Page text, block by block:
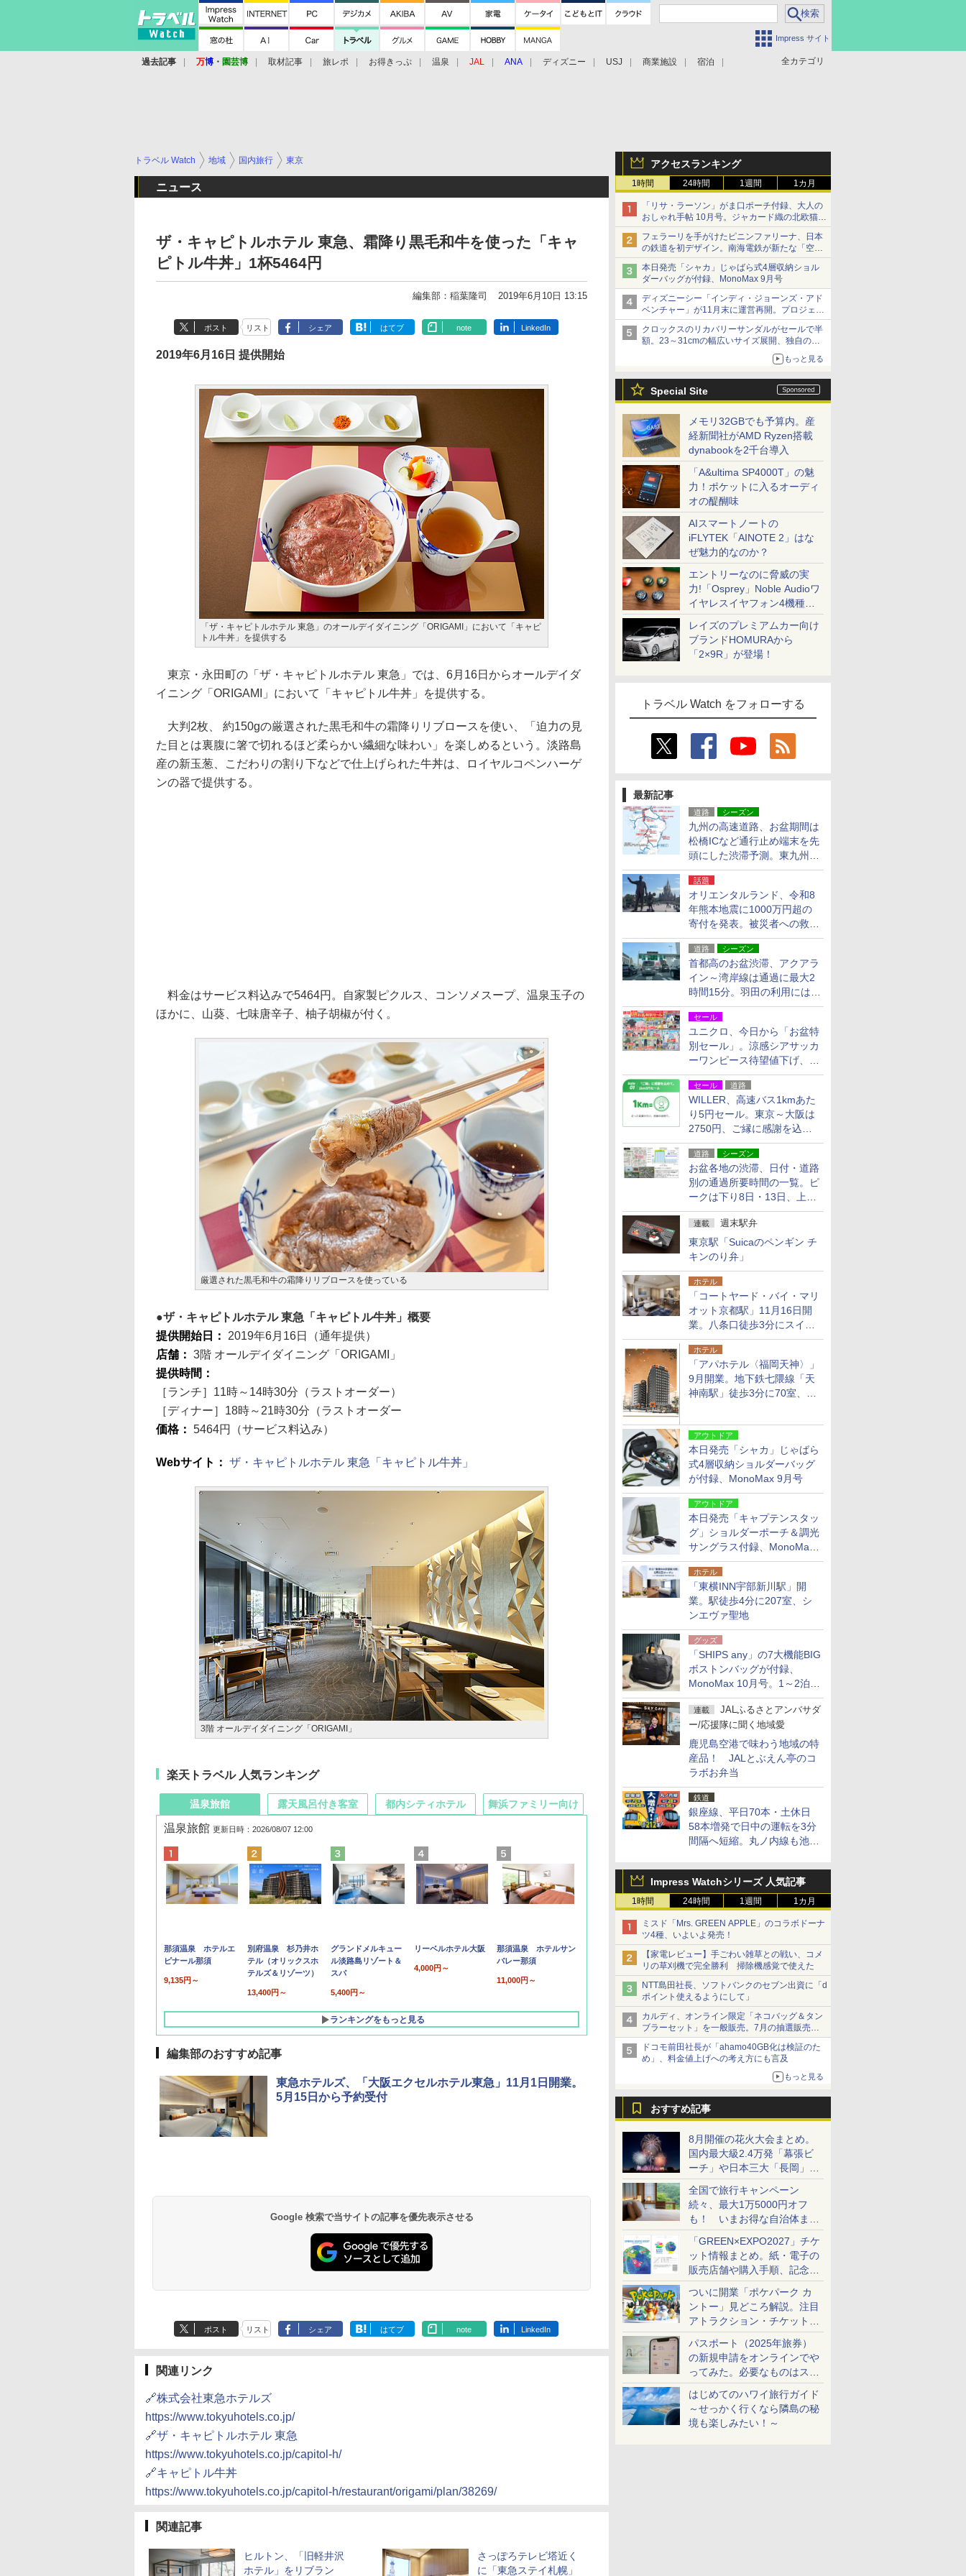
Impress サイト
全カテゴリ
過去記事 万博 ・ 園芸博 取材記事 旅レポ お得きっぷ 温泉 JAL ANA ディズニー USJ 商業施設 宿泊
アクセスランキング
1時間 24時間 1週間 1カ月
「リサ・ラーソン」がま口ポーチ付録、大人の
おしゃれ手帖 10月号。ジャカード織の北欧猫デ
ザイン
フェラーリを手がけたピニンファリーナ、日本
の鉄道を初デザイン。南海電鉄が新たな「空港
特急」をなにわ筋線へ導入
本日発売「シャカ」じゃばら式4層収納ショル
ダーバッグが付録、MonoMax 9月号
ディズニーシー「インディ・ジョーンズ・アド
ベンチャー」が11月末に運営再開。プロジェク
ションマッピングを追加、DPAは1500円
クロックスのリカバリーサンダルがセールで半
額。23～31cmの幅広いサイズ展開、独自のク
もっと見る
Special Site
メモリ32GBでも予算内。産
経新聞社がAMD Ryzen搭載
dynabookを2千台導入
「A&ultima SP4000T」の魅
力！ポケットに入るオーディ
オの醍醐味
AIスマートノートの
iFLYTEK「AINOTE 2」はな
ぜ魅力的なのか？
エントリーなのに脅威の実
力!「Osprey」Noble Audioワ
イヤレスイヤフォン4機種を
一気に聴く
レイズのプレミアムカー向け
ブランドHOMURAから
「2×9R」が登場！
トラベル Watch をフォローする
最新記事
道路 シーズン
九州の高速道路、お盆期間は
松橋ICなど通行止め端末を先
頭にした渋滞予測。東九州道
への迂回は料金調整を実施
話題
オリエンタルランド、令和8
年熊本地震に1000万円超の
寄付を発表。被災者への救援
活動・復旧支援
道路 シーズン
首都高のお盆渋滞、アクアラ
イン～湾岸線は通過に最大2
時間15分。羽田の利用には
「空港西出口」の利用検討を
セール
ユニクロ、今日から「お盆特
別セール」。涼感シアサッカ
ーワンピース待望値下げ、撥
水ギアショーツは1990円に
セール 道路
WILLER、高速バス1kmあた
り5円セール。東京～大阪は
2750円、ご縁に感謝を込め
た20周年記念キャンペーン
道路 シーズン
お盆各地の渋滞、日付・道路
別の通過所要時間の一覧。ピ
ークは下り8日・13日、上り
14日・15日
連載 週末駅弁
東京駅「Suicaのペンギン チ
キンのり弁」
ホテル
「コートヤード・バイ・マリ
オット京都駅」11月16日開
業。八条口徒歩3分にスイー
ト含む全270室、ダイニング
も併設
ホテル
「アパホテル〈福岡天神〉」
9月開業。地下鉄七隈線「天
神南駅」徒歩3分に70室、エ
アウトドア
本日発売「シャカ」じゃばら
式4層収納ショルダーバッグ
が付録、MonoMax 9月号
アウトドア
本日発売「キャプテンスタッ
グ」ショルダーポーチ＆調光
サングラス付録、MonoMax
9月号増刊
ホテル
「東横INN宇部新川駅」開
業。駅徒歩4分に207室、シ
ンエヴァ聖地
グッズ
「SHIPS any」の7大機能BIG
ボストンバッグが付録、
MonoMax 10月号。1～2泊の
荷物、キャリーオンも可能
連載
JALふるさとアンバサダ
ー/応援隊に聞く地域愛
鹿児島空港で味わう地域の特
産品！ JALとぶえん亭のコ
ラボお弁当
鉄道
銀座線、平日70本・土休日
58本増発で日中の運転を3分
間隔へ短縮。丸ノ内線も池袋
Impress Watchシリーズ 人気記事
1時間 24時間 1週間 1カ月
ミスド「Mrs. GREEN APPLE」のコラボドーナ
ツ4種、いよいよ発売！
【家電レビュー】手ごわい雑草との戦い、コメ
リの草刈機で完全勝利 掃除機感覚で使えた
NTT島田社長、ソフトバンクのセブン出資に「d
ポイント使えるようにして」
カルディ、オンライン限定「ネコバッグ＆タン
ブラーセット」を一般販売。7月の抽選販売の
当選無効分
ドコモ前田社長が「ahamo40GB化は検証のた
め」、料金値上げへの考え方にも言及
もっと見る
おすすめ記事
8月開催の花火大会まとめ。
国内最大級2.4万発「幕張ビ
ーチ」や日本三大「長岡」な
ど大型イベント目白押し！
全国で旅行キャンペーン
続々、最大1万5000円オフ
も！ いまお得な自治体まと
め
「GREEN×EXPO2027」チケ
ット情報まとめ。紙・電子の
販売店舗や購入手順、記念チ
ケットも解説
ついに開業「ポケパーク カ
ントー」見どころ解説。注目
アトラクション・チケット手
配・来場前に必要な準備は？
パスポート（2025年旅券）
の新規申請をオンラインでや
ってみた。必要なものはスマ
ホとマイナカードのみ
はじめてのハワイ旅行ガイド
～せっかく行くなら隣島の秘
境も楽しみたい！～
トラベル Watch 地域 国内旅行 東京
ニュース
ザ・キャピトルホテル 東急、霜降り黒毛和牛を使った「キャ
ピトル牛丼」1杯5464円
編集部：稲葉隆司 2019年6月10日 13:15
ポスト リスト シェア はてブ note LinkedIn
2019年6月16日 提供開始
「ザ・キャピトルホテル 東急」のオールデイダイニング「ORIGAMI」において「キャピ
トル牛丼」を提供する
東京・永田町の「ザ・キャピトルホテル 東急」では、6月16日からオールデイダ
イニング「ORIGAMI」において「キャピトル牛丼」を提供する。
大判2枚、 約150gの厳選された黒毛和牛の霜降りリブロースを使い、「迫力の見
た目とは裏腹に箸で切れるほど柔らかい繊細な味わい」を楽しめるという。淡路島
産の新玉葱、こだわりの割り下などで仕上げられた牛丼は、ロイヤルコペンハーゲ
ンの器で提供する。
料金はサービス料込みで5464円。自家製ピクルス、コンソメスープ、温泉玉子の
ほかに、山葵、七味唐辛子、柚子胡椒が付く。
厳選された黒毛和牛の霜降りリブロースを使っている
ザ・キャピトルホテル 東急「キャピトル牛丼」概要
提供開始日： 2019年6月16日（通年提供）
店舗： 3階 オールデイダイニング「ORIGAMI」
提供時間：
［ランチ］11時～14時30分（ラストオーダー）
［ディナー］18時～21時30分（ラストオーダー
価格： 5464円（サービス料込み）
Webサイト： ザ・キャピトルホテル 東急「キャピトル牛丼」
3階 オールデイダイニング「ORIGAMI」
楽天トラベル 人気ランキング
温泉旅館
温泉旅館 更新日時：2026/08/07 12:00
那須温泉 ホテルエ
ピナール那須
9,135円～
別府温泉 杉乃井ホ
テル（オリックスホ
テルズ＆リゾーツ）
13,400円～
グランドメルキュー
ル淡路島リゾート＆
スパ
5,400円～
リーベルホテル大阪
4,000円～
那須温泉 ホテルサン
バレー那須
11,000円～
ランキングをもっと見る
露天風呂付き客室
10,450円～
19,541円～
都内シティホテル 舞浜ファミリー向け
7,950円～
5,758円～
編集部のおすすめ記事
東急ホテルズ、「大阪エクセルホテル東急」11月1日開業。
5月15日から予約受付
Google 検索で当サイトの記事を優先表示させる
ポスト リスト シェア はてブ note LinkedIn
関連リンク
🔗株式会社東急ホテルズ
https://www.tokyuhotels.co.jp/
🔗ザ・キャピトルホテル 東急
https://www.tokyuhotels.co.jp/capitol-h/
🔗キャピトル牛丼
https://www.tokyuhotels.co.jp/capitol-h/restaurant/origami/plan/38269/
関連記事
ヒルトン、「旧軽井沢
ホテル」をリブラン
さっぽろテレビ塔近く
に「東急ステイ札幌」